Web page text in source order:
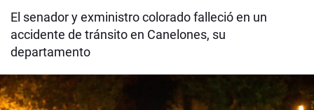
El senador y exministro colorado falleció en un
accidente de tránsito en Canelones, su
departamento